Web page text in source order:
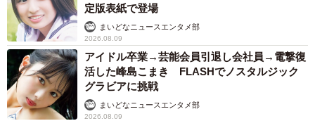
定版表紙で登場
まいどなニュースエンタメ部
2026.08.09
アイドル卒業→芸能会員引退し会社員→電撃復
活した峰島こまき FLASHでノスタルジック
グラビアに挑戦
まいどなニュースエンタメ部
2026.08.09